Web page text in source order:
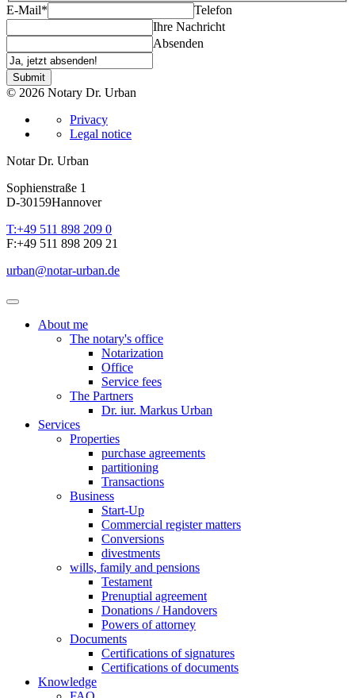
E-Mail*
Telefon
Ihre Nachricht
Absenden
Submit
© 2026 Notary Dr. Urban
Privacy
Legal notice
Notar Dr. Urban
Sophienstraße 1
D-30159Hannover
T:+49 511 898 209 0
F:+49 511 898 209 21
urban@notar-urban.de
About me
The notary's office
Notarization
Office
Service fees
The Partners
Dr. iur. Markus Urban
Services
Properties
purchase agreements
partitioning
Transactions
Business
Start-Up
Commercial register matters
Conversions
divestments
wills, family and pensions
Testament
Prenuptial agreement
Donations / Handovers
Powers of attorney
Documents
Certifications of signatures
Certifications of documents
Knowledge